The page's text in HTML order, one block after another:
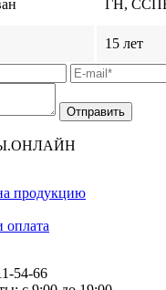
ГН,
15 лет
продукцию
оплата
54-66